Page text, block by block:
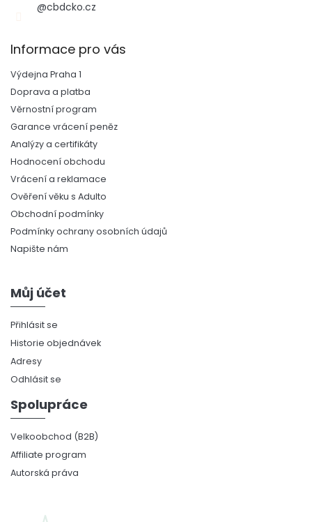
@cbdcko.cz
Informace pro vás
Výdejna Praha 1
Doprava a platba
Věrnostní program
Garance vrácení peněz
Analýzy a certifikáty
Hodnocení obchodu
Vrácení a reklamace
Ověření věku s Adulto
Obchodní podmínky
Podmínky ochrany osobních údajů
Napište nám
Můj účet
Přihlásit se
Historie objednávek
Adresy
Odhlásit se
Spolupráce
Velkoobchod (B2B)
Affiliate program
Autorská práva